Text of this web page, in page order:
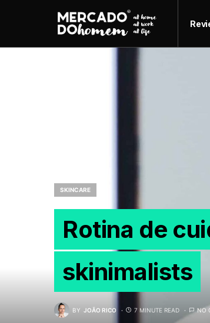
SKINCARE
Rotina de
skinimalists
BY JOÃO RICO 7 MINUTE READ NO